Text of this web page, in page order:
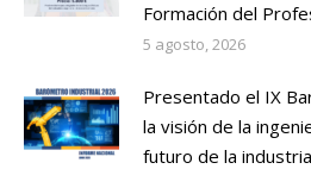
Formación del
5 agosto, 2026
Presentado el IX
la visión de la
futuro de la